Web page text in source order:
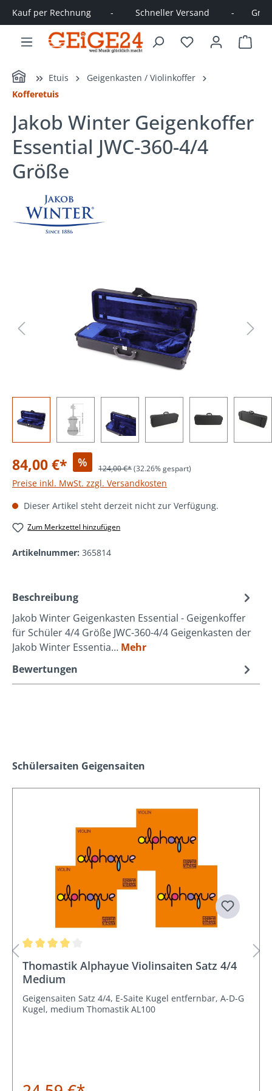
springen
Kauf per Rechnung        -         Schneller Versand         -
Home Etuis
Geigenkasten / Violinkoffer
Kofferetuis
Jakob Winter Geigenkoffer
Essential JWC-360-4/4
Größe
84,00 €* % 124,00 €*(32.26% gespart)
Preise inkl. MwSt. zzgl. Versandkosten
Dieser Artikel steht derzeit nicht zur Verfügung.
Zum Merkzettel hinzufügen
Artikelnummer: 365814
Beschreibung
Jakob Winter Geigenkasten Essential - Geigenkoffer
für Schüler 4/4 Größe JWC-360-4/4 Geigenkasten der
Jakob Winter Essentia… Mehr
Bewertungen
Produktgalerie überspringen
Schülersaiten Geigensaiten
Thomastik Alphayue Violinsaiten Satz 4/4
Medium
Geigensaiten Satz 4/4, E-Saite Kugel entfernbar, A-D-G
Kugel, medium Thomastik AL100